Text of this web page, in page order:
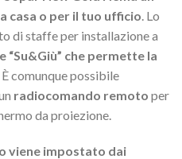
o per il tuo ufficio . Lo
di staffe per installazione a
“Su&Giù” che permette la
. È comunque possibile
radiocomando remoto per
da proiezione.
viene impostato dai